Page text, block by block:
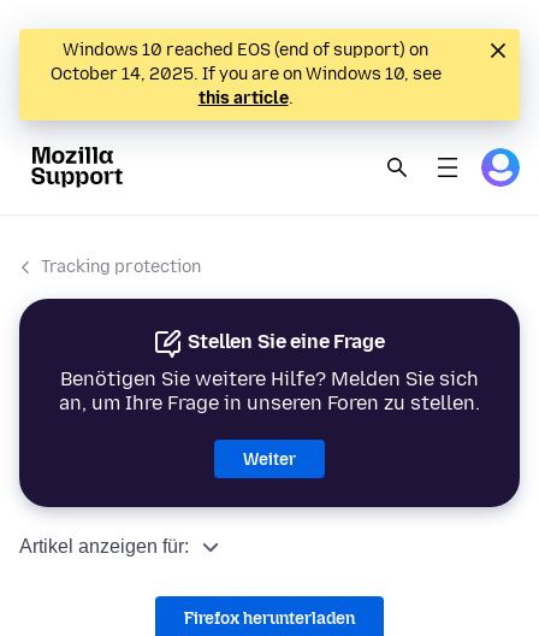
Windows 10 reached EOS (end of support) on
October 14, 2025. If you are on Windows 10, see
this article.
Tracking protection
Stellen Sie eine Frage
Benötigen Sie weitere Hilfe? Melden Sie sich
an, um Ihre Frage in unseren Foren zu stellen.
Weiter
Artikel anzeigen für:
Firefox herunterladen